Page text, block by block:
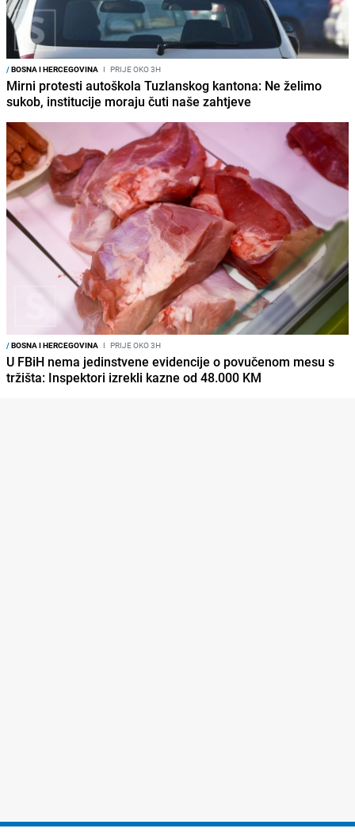
/BOSNA I HERCEGOVINA I PRIJE OKO 3H
Mirni protesti autoškola Tuzlanskog kantona: Ne želimo
sukob, institucije moraju čuti naše zahtjeve
/BOSNA I HERCEGOVINA I PRIJE OKO 3H
U FBiH nema jedinstvene evidencije o povučenom mesu s
tržišta: Inspektori izrekli kazne od 48.000 KM